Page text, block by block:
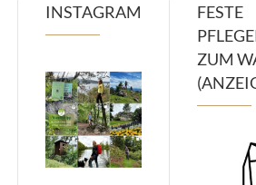
INSTAGRAM
FESTE
ZUM